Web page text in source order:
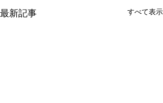
最新記事 すべて表示